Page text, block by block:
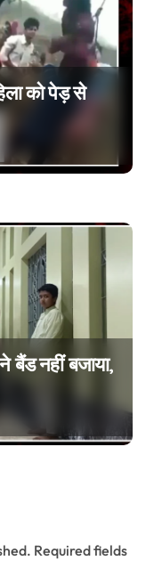
को पेड़ से
बैंड नहीं बजाया,
Required fields